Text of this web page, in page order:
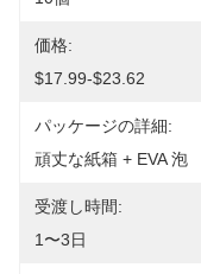
価格:
$17.99-$23.62
パッケージの詳細:
頑丈な紙箱 + EVA 泡
受渡し時間:
1〜3日